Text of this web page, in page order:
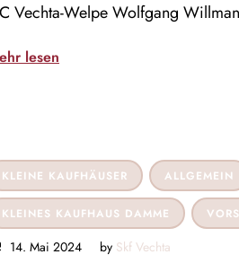
Vechta-Welpe Wolfgang
lesen
KLEINE KAUFHÄUSER ALLGEMEIN
KLEINES KAUFHAUS DAMME
14. Mai 2024 by Skf Vechta